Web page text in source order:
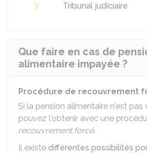
Tribunal judiciaire
Que faire en cas de
alimentaire impayée ?
Procédure de recouvrement
Si la pension alimentaire n'est pas
pouvez l'obtenir avec une
recouvrement forcé.
Il existe différentes possibilités